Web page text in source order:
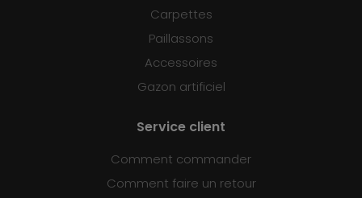
Carpettes
Paillassons
Accessoires
Gazon artificiel
Service client
Comment commander
Comment faire un retour